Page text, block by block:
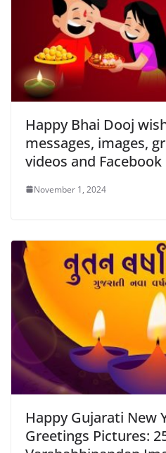
Happy Bhai Dooj
messages, images,
videos and
November 1, 2024
Happy Gujarati New
Greetings Pictures: